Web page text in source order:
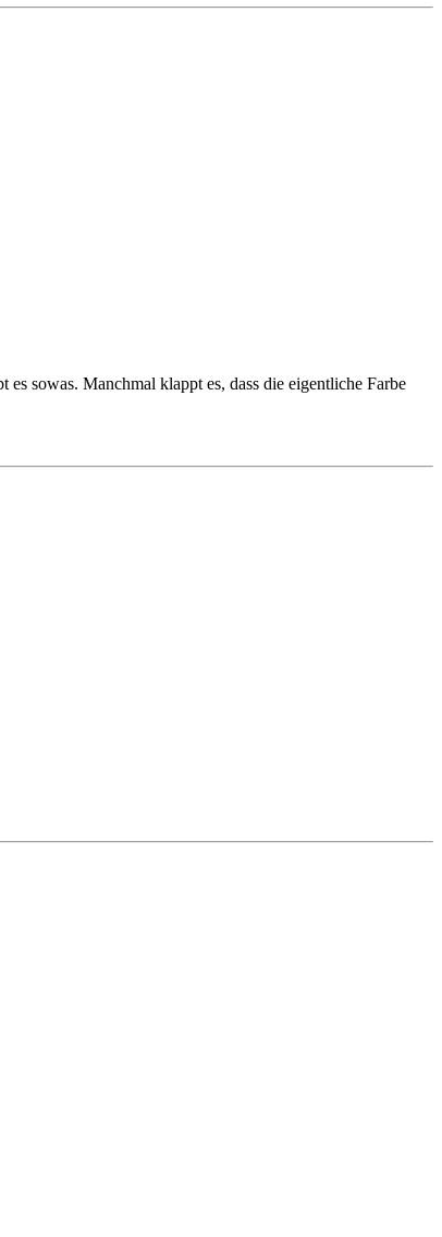
sowas. Manchmal klappt es, dass die eigentliche Farbe